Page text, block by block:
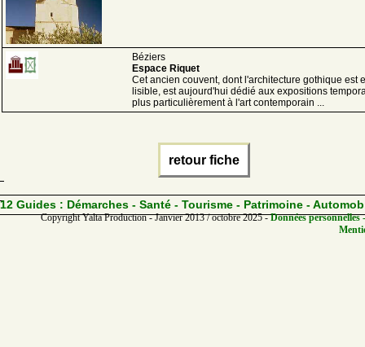
Béziers
Espace Riquet
Cet ancien couvent, dont l'architecture gothique est
lisible, est aujourd'hui dédié aux expositions
plus particulièrement à l'art contemporain ...
retour fiche
12 Guides : Démarches - Santé - Tourisme - Patrimoine -
Copyright Yalta Production - Janvier 2013 / octobre 2025 -Données personnelles